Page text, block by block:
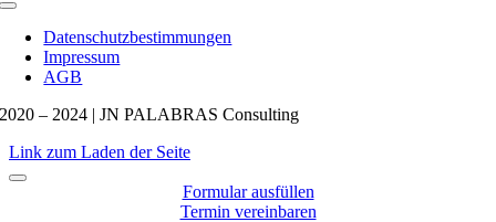
Navigation
umschaltenDatenschutzbestimmungen
Impressum
AGB
2020 – 2024 | JN PALABRAS Consulting
Link zum Laden der Seite
Formular ausfüllen
Termin vereinbaren